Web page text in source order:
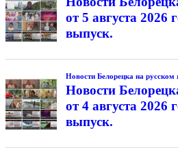
от 5 августа 2026
выпуск.
Новости Белорецка на русском
Новости
от 4 августа 2026
выпуск.